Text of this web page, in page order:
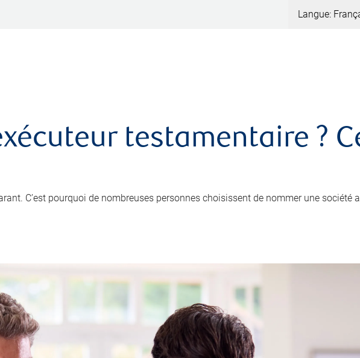
Langue:
testamentaire ?
C’est pourquoi de nombreuses personnes choisissent de nommer une société